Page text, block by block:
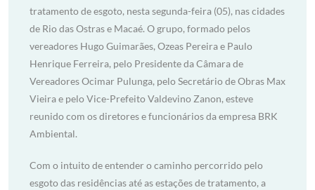
tratamento de esgoto, nesta segunda-feira (05), nas cidades
de Rio das Ostras e Macaé. O grupo, formado pelos
vereadores Hugo Guimarães, Ozeas Pereira e Paulo
Henrique Ferreira, pelo Presidente da Câmara de
Vereadores Ocimar Pulunga, pelo Secretário de Obras Max
Vieira e pelo Vice-Prefeito Valdevino Zanon, esteve
reunido com os diretores e funcionários da empresa BRK
Ambiental.
Com o intuito de entender o caminho percorrido pelo
esgoto das residências até as estações de tratamento, a